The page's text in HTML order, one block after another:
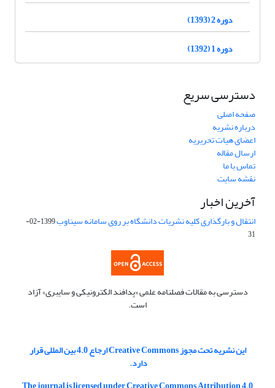
دوره 2 (1393)
دوره 1 (1392)
دسترسی سریع
صفحه اصلی
درباره نشریه
اعضای هیات تحریریه
ارسال مقاله
تماس با ما
نقشه سایت
آخرین اخبار
انتقال و بارگذاری کلیه نشریات دانشگاه بر روی سامانه سیناوب
1399-02-
31
دسترسی به مقالات فصلنامه علمی «پدافند الکترونیکی و سایبری» آزاد
است.
این نشریه تحت مجوز Creative Commons ارجاع 4.0 بین المللی قرار
دارد.